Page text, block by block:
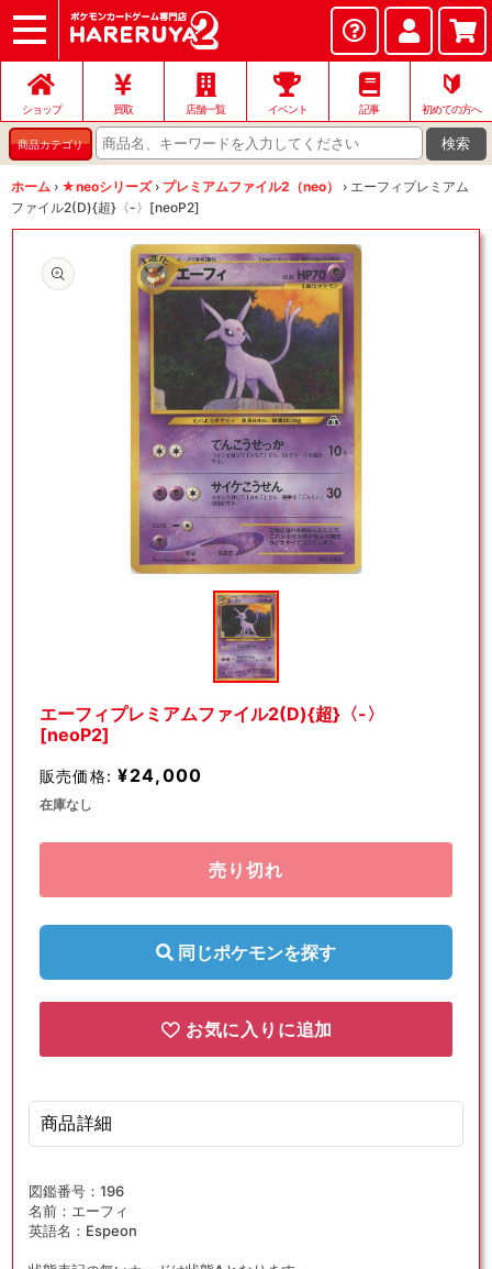
ショップ
店頭買取
ネット買取
店舗一覧
イベント
お問い合わせ
ショップ 買取 店舗一覧 イベント 記事
🔰
初めての方へ
商品カテゴリ 検索
ホーム › ★neoシリーズ › プレミアムファイル2（neo） › エーフィプレミアム
ファイル2(D){超}〈-〉[neoP2]
ィ
ア
を
開
エーフィプレミアムファイル2(D){超}〈-〉
[neoP2]
販売価格: ¥24,000
在庫なし
売り切れ
同じポケモンを探す
お気に入りに追加
商品詳細
図鑑番号：196
名前：エーフィ
英語名：Espeon